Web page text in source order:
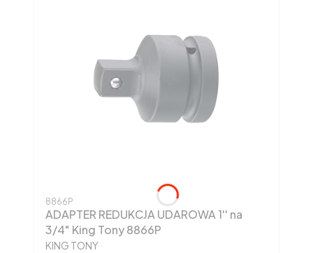
Kod produktu
8866P
ADAPTER REDUKCJA UDAROWA 1'' na
3/4" King Tony 8866P
PRODUCENT
KING TONY